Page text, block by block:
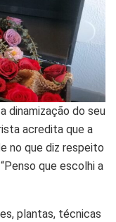
dinamização do seu
acredita que a
no que diz respeito
que escolhi a
plantas, técnicas